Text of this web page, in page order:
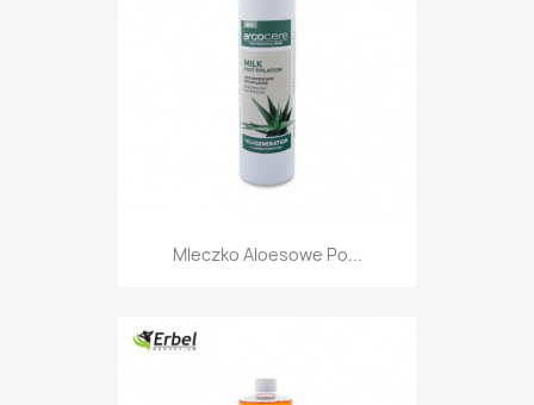
Mleczko Aloesowe Po...